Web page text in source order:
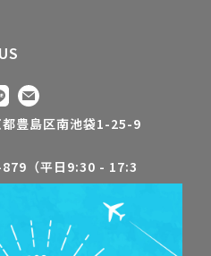
豊島区南池袋1-25-9
（平日9:30 - 17:3